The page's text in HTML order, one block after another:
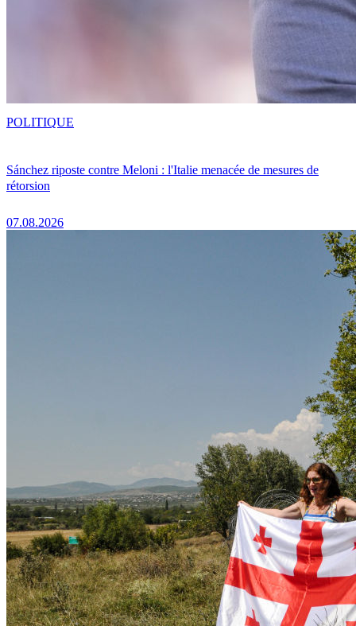
Sánchez riposte contre Meloni : l'Italie menacée de mesures de
rétorsion
07.08.2026
POLITIQUE